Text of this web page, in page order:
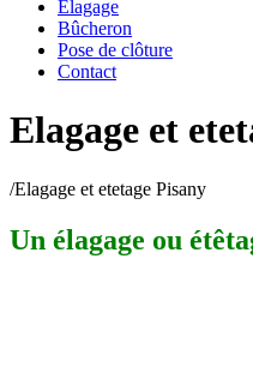
Elagage
Bûcheron
Pose de clôture
Contact
Elagage et
/Elagage et etetage Pisany
Un élagage ou